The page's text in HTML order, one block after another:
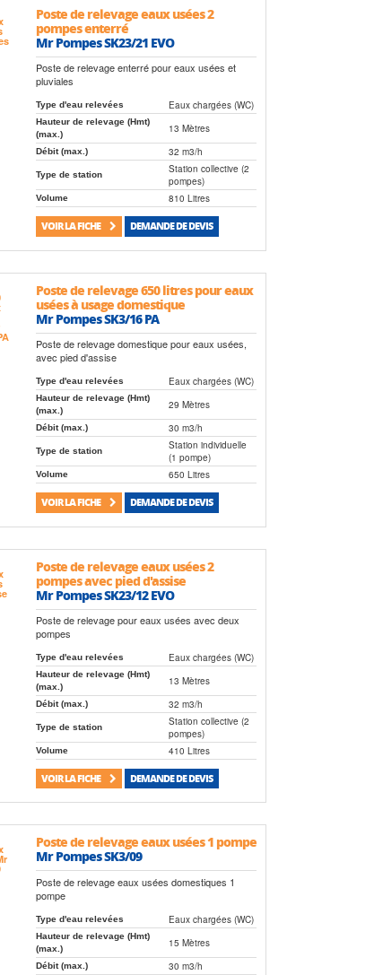
Poste de relevage eaux usées 2
pompes enterré
Mr Pompes SK23/21 EVO
Poste de relevage enterré pour eaux usées et
pluviales
Type d'eau relevées Eaux chargées (WC)
Hauteur de relevage (Hmt)
(max.)
13 Mètres
Débit (max.) 32 m3/h
Type de station
Station collective (2
pompes)
Volume 810 Litres
VOIR LA FICHE DEMANDE DE DEVIS
Poste de relevage 650 litres pour eaux
usées à usage domestique
Mr Pompes SK3/16 PA
Poste de relevage domestique pour eaux usées,
avec pied d'assise
Type d'eau relevées Eaux chargées (WC)
Hauteur de relevage (Hmt)
(max.)
29 Mètres
Débit (max.) 30 m3/h
Type de station
Station individuelle
(1 pompe)
Volume 650 Litres
VOIR LA FICHE DEMANDE DE DEVIS
Poste de relevage eaux usées 2
pompes avec pied d'assise
Mr Pompes SK23/12 EVO
Poste de relevage pour eaux usées avec deux
pompes
Type d'eau relevées Eaux chargées (WC)
Hauteur de relevage (Hmt)
(max.)
13 Mètres
Débit (max.) 32 m3/h
Type de station
Station collective (2
pompes)
Volume 410 Litres
VOIR LA FICHE DEMANDE DE DEVIS
Poste de relevage eaux usées 1 pompe
Mr Pompes SK3/09
Poste de relevage eaux usées domestiques 1
pompe
Type d'eau relevées Eaux chargées (WC)
Hauteur de relevage (Hmt)
(max.)
15 Mètres
Débit (max.) 30 m3/h